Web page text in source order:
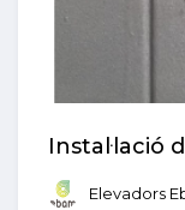
Instal·lació
Elevadors